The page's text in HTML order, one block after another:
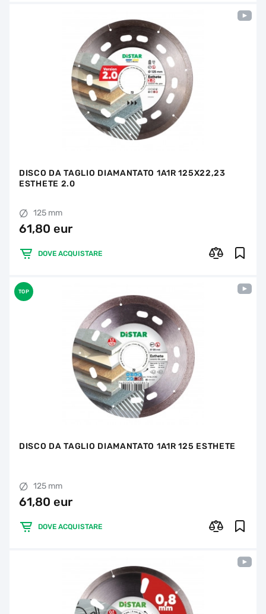
DISCO DA TAGLIO DIAMANTATO 1A1R 125X22,23
ESTHETE 2.0
125 mm
61,80 eur
DOVE ACQUISTARE
TOP
DISCO DA TAGLIO DIAMANTATO 1A1R 125 ESTHETE
125 mm
61,80 eur
DOVE ACQUISTARE